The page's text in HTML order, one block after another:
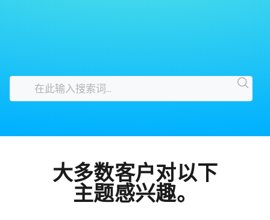
大多数客户对以下
主题感兴趣。